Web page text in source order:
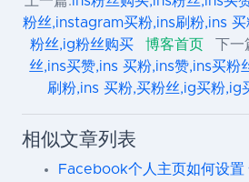
粉丝,instagram买粉,ins刷粉,ins
粉丝,ig粉丝购买
博客首页 下一
丝,ins买赞,ins 买粉,ins赞,ins买粉
刷粉,ins 买粉,买粉丝,ig买粉,ig
相似文章列表
Facebook个人主页如何设置